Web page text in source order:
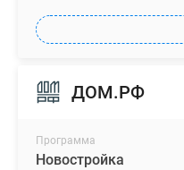
ДОМ.РФ
Программа
Новостройка